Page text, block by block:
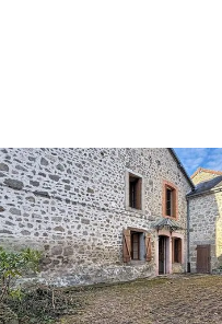
23
2, 5 pièces
3721
à vendre
900 €